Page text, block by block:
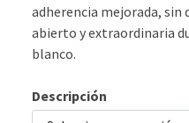
adherencia mejorada,
abierto y extraordinaria
blanco.
Descripción